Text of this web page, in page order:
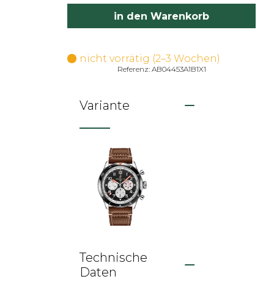
in den Warenkorb
nicht vorrätig (2–3 Wochen)
Referenz: AB04453A1B1X1
Variante
Technische
Daten